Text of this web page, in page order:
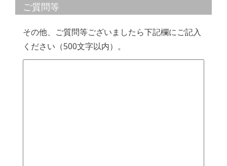
ご質問等
その他、ご質問等ございましたら下記欄にご記入
ください（500文字以内）。